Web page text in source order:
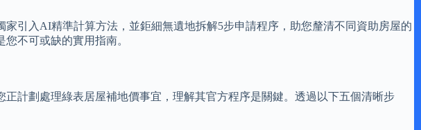
引入AI精準計算方法，並鉅細無遺地拆解5步申請程序，助您釐清不同資助房屋的
不可或缺的實用指南。
計劃處理綠表居屋補地價事宜，理解其官方程序是關鍵。透過以下五個清晰步